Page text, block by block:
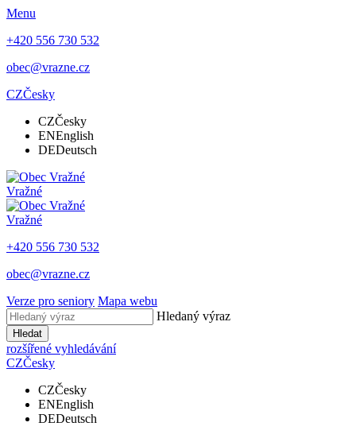
Menu
+420 556 730 532
obec@vrazne.cz
CZČesky
CZČesky
ENEnglish
DEDeutsch
Vražné
Vražné
+420 556 730 532
obec@vrazne.cz
Verze pro seniory Mapa webu
Hledaný výraz
Hledat
rozšířené vyhledávání
CZČesky
CZČesky
ENEnglish
DEDeutsch